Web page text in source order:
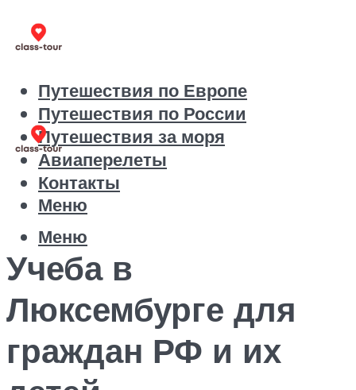
Путешествия по Европе
Путешествия по России
Путешествия за моря
Авиаперелеты
Контакты
Меню
Меню
Учеба в
Люксембурге для
граждан РФ и их